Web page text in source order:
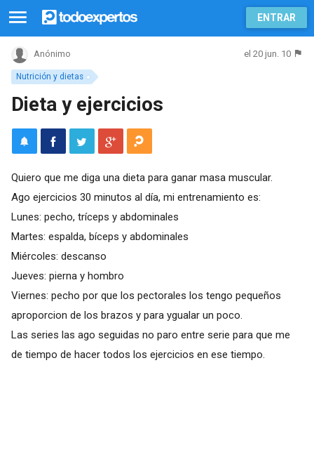
ENTRAR
Nutrición y dietas
Anónimo el 20 jun. 10
Dieta y ejercicios
Quiero que me diga una dieta para ganar masa muscular.
Ago ejercicios 30 minutos al día, mi entrenamiento es:
Lunes: pecho, tríceps y abdominales
Martes: espalda, bíceps y abdominales
Miércoles: descanso
Jueves: pierna y hombro
Viernes: pecho por que los pectorales los tengo pequeños
aproporcion de los brazos y para ygualar un poco.
Las series las ago seguidas no paro entre serie para que me
de tiempo de hacer todos los ejercicios en ese tiempo.